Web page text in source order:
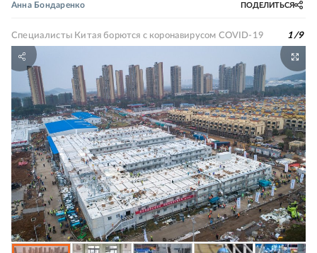
Анна Бондаренко ПОДЕЛИТЬСЯ
Специалисты Китая борются с коронавирусом COVID-19 1/9